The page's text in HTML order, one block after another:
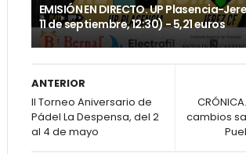
EMISIÓN EN DIRECTO. UP Plasencia-
11 de septiembre, 12:30) - 5,21 euros
cambios
ANTERIOR
II Torneo Aniversario de
Pádel La Despensa, del 2
al 4 de mayo